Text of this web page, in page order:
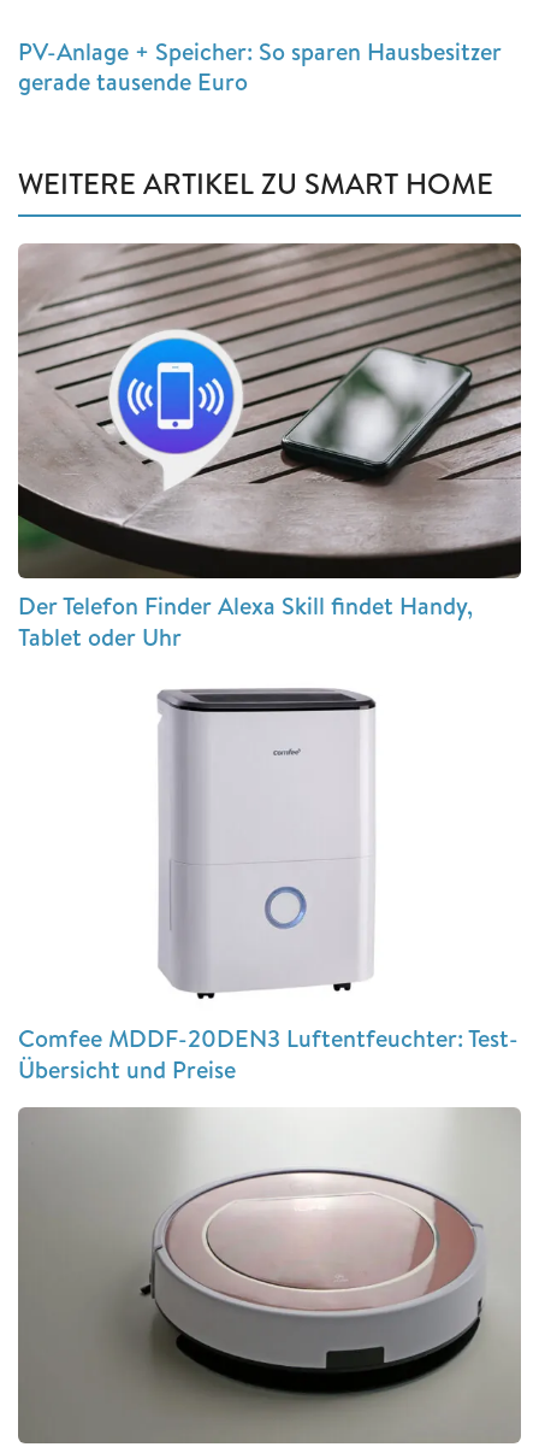
PV-Anlage + Speicher: So sparen Hausbesitzer
gerade tausende Euro
WEITERE ARTIKEL ZU SMART HOME
Der Telefon Finder Alexa Skill findet Handy,
Tablet oder Uhr
Comfee MDDF-20DEN3 Luftentfeuchter: Test-
Übersicht und Preise